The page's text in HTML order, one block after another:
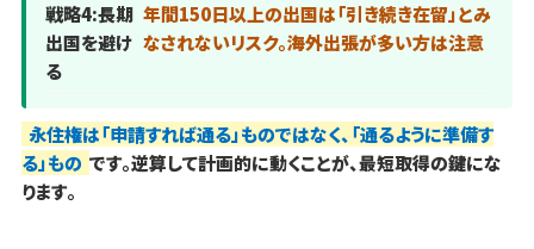
戦略4:長期
出国を避け
る
年間150日以上の出国は「引き続き在留」とみ
なされないリスク。海外出張が多い方は注意
永住権は「申請すれば通る」ものではなく、「通るように準備す
る」もの です。逆算して計画的に動くことが、最短取得の鍵にな
ります。